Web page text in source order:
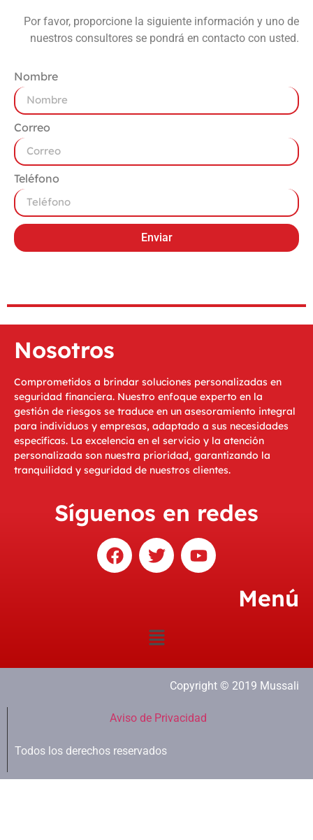
Por favor, proporcione la siguiente información y uno de
nuestros consultores se pondrá en contacto con usted.
Nombre
Correo
Teléfono
Enviar
Nosotros
Comprometidos a brindar soluciones personalizadas en
seguridad financiera. Nuestro enfoque experto en la
gestión de riesgos se traduce en un asesoramiento integral
para individuos y empresas, adaptado a sus necesidades
específicas. La excelencia en el servicio y la atención
personalizada son nuestra prioridad, garantizando la
tranquilidad y seguridad de nuestros clientes.
Síguenos en redes
Menú
Copyright © 2019 Mussali
Aviso de Privacidad
Todos los derechos reservados